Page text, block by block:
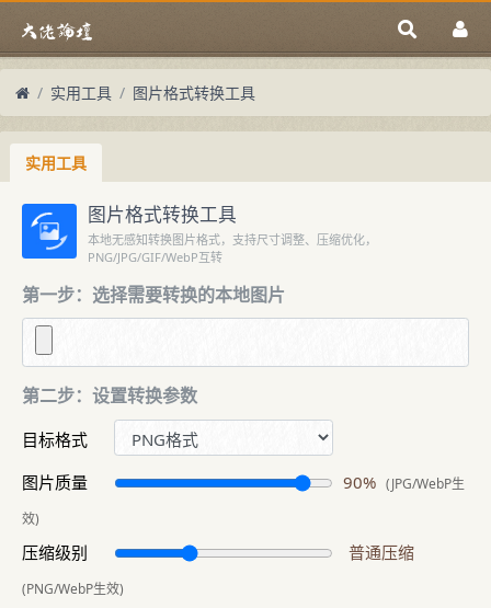
实用工具 图片格式转换工具
实用工具
图片格式转换工具
本地无感知转换图片格式，支持尺寸调整、压缩优化，
PNG/JPG/GIF/WebP互转
第一步：选择需要转换的本地图片
第二步：设置转换参数
目标格式
图片质量
90% (JPG/WebP生
效)
压缩级别 普通压缩
(PNG/WebP生效)